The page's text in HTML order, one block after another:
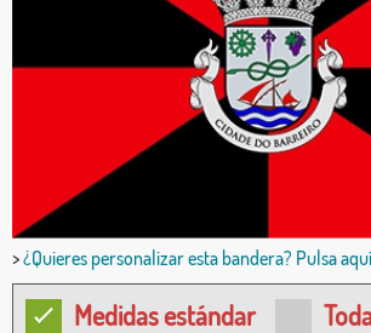
>¿Quieres personalizar esta bandera? Pulsa
Medidas estándar